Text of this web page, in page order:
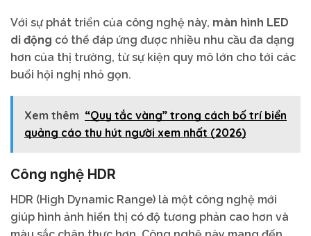
Với sự phát triển của công nghệ này, màn hình LED
di động có thể đáp ứng được nhiều nhu cầu đa dạng
hơn của thị trường, từ sự kiện quy mô lớn cho tới các
buổi hội nghị nhỏ gọn.
Xem thêm “Quy tắc vàng” trong cách bố trí biển
quảng cáo thu hút người xem nhất (2026)
Công nghệ HDR
HDR (High Dynamic Range) là một công nghệ mới
giúp hình ảnh hiển thị có độ tương phản cao hơn và